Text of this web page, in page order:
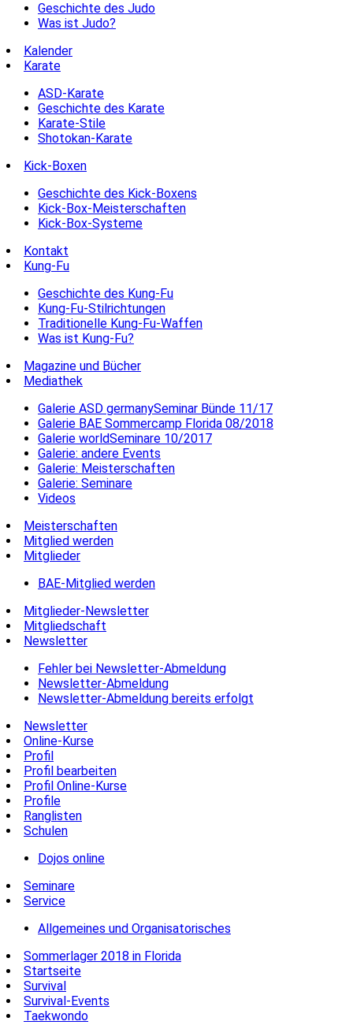
Geschichte des Judo
Was ist Judo?
Kalender
Karate
ASD-Karate
Geschichte des Karate
Karate-Stile
Shotokan-Karate
Kick-Boxen
Geschichte des Kick-Boxens
Kick-Box-Meisterschaften
Kick-Box-Systeme
Kontakt
Kung-Fu
Geschichte des Kung-Fu
Kung-Fu-Stilrichtungen
Traditionelle Kung-Fu-Waffen
Was ist Kung-Fu?
Magazine und Bücher
Mediathek
Galerie ASD germanySeminar Bünde 11/17
Galerie BAE Sommercamp Florida 08/2018
Galerie worldSeminare 10/2017
Galerie: andere Events
Galerie: Meisterschaften
Galerie: Seminare
Videos
Meisterschaften
Mitglied werden
Mitglieder
BAE-Mitglied werden
Mitglieder-Newsletter
Mitgliedschaft
Newsletter
Fehler bei Newsletter-Abmeldung
Newsletter-Abmeldung
Newsletter-Abmeldung bereits erfolgt
Newsletter
Online-Kurse
Profil
Profil bearbeiten
Profil Online-Kurse
Profile
Ranglisten
Schulen
Dojos online
Seminare
Service
Allgemeines und Organisatorisches
Sommerlager 2018 in Florida
Startseite
Survival
Survival-Events
Taekwondo